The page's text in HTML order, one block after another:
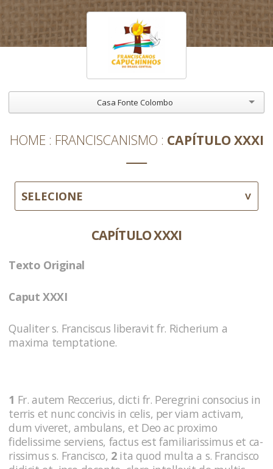
Casa Fonte Colombo
HOME FRANCISCANISMO CAPÍTULO XXXI
SELECIONE
CAPÍTULO XXXI
Texto Original
Caput XXXI
Qualiter s. Franciscus liberavit fr. Richerium a
maxima temptatione.
1 Fr. autem Reccerius, dicti fr. Peregrini consocius in
terris et nunc concivis in celis, per viam activam,
dum viveret, ambulans, et Deo ac proximo
fidelissime serviens, factus est familiarissimus et ca­
rissimus s. Francisco, 2ita quod multa a s. Francisco